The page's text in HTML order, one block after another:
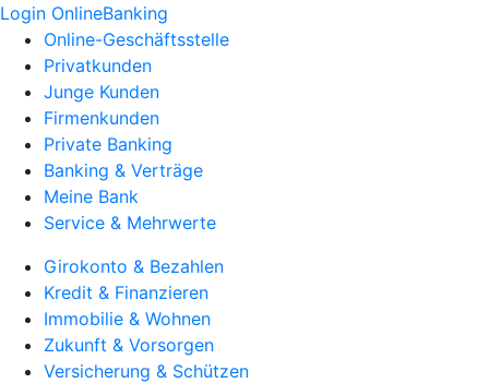
Login OnlineBanking
Online-Geschäftsstelle
Privatkunden
Junge Kunden
Firmenkunden
Private Banking
Banking & Verträge
Meine Bank
Service & Mehrwerte
Girokonto & Bezahlen
Kredit & Finanzieren
Immobilie & Wohnen
Zukunft & Vorsorgen
Versicherung & Schützen